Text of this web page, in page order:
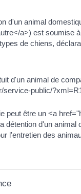
d'un animal
a>) est soumise
de chiens,
d'un animal de
service-public/
peut être un <a
détention d'un
l'entretien des